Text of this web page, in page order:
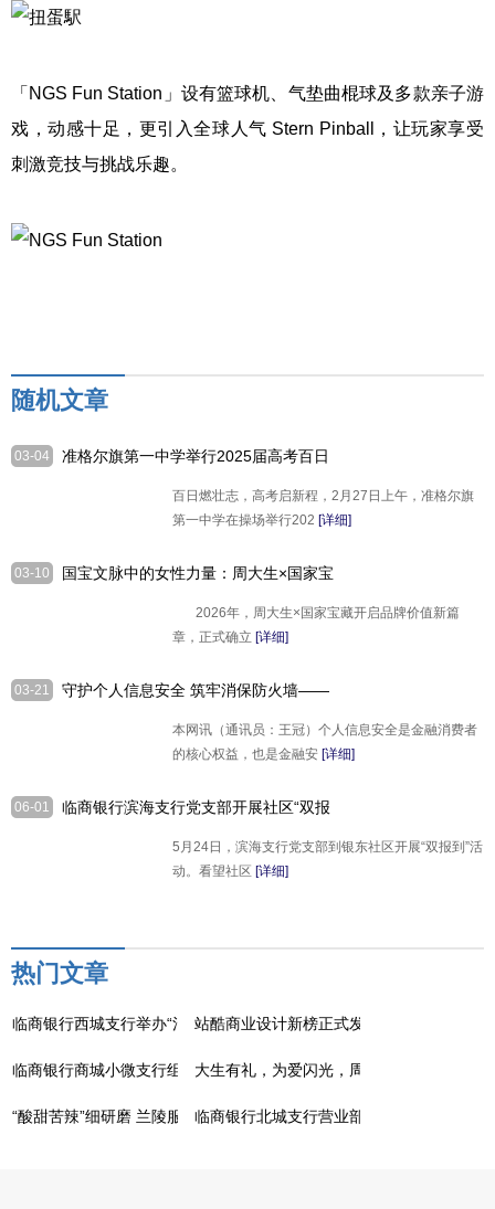
「NGS Fun Station」设有篮球机、气垫曲棍球及多款亲子游
戏，动感十足，更引入全球人气 Stern Pinball，让玩家享受
刺激竞技与挑战乐趣。
随机文章
03-04
准格尔旗第一中学举行2025届高考百日
百日燃壮志，高考启新程，2月27日上午，准格尔旗
第一中学在操场举行202 [详细]
03-10
国宝文脉中的女性力量：周大生×国家宝
2026年，周大生×国家宝藏开启品牌价值新篇
章，正式确立 [详细]
03-21
守护个人信息安全 筑牢消保防火墙——
本网讯（通讯员：王冠）个人信息安全是金融消费者
的核心权益，也是金融安 [详细]
06-01
临商银行滨海支行党支部开展社区“双报
5月24日，滨海支行党支部到银东社区开展“双报到”活
动。看望社区 [详细]
热门文章
临商银行西城支行举办“清凉夏至、金融降暑”主题客户活动
站酷商业设计新榜正式发布！以多样“设计
临商银行商城小微支行组织开展女神节高端客户走访答谢活动
大生有礼，为爱闪光，周大生大师艺术珠
“酸甜苦辣”细研磨 兰陵服务提质效临商银行北城支行营业部深入开展防范打击